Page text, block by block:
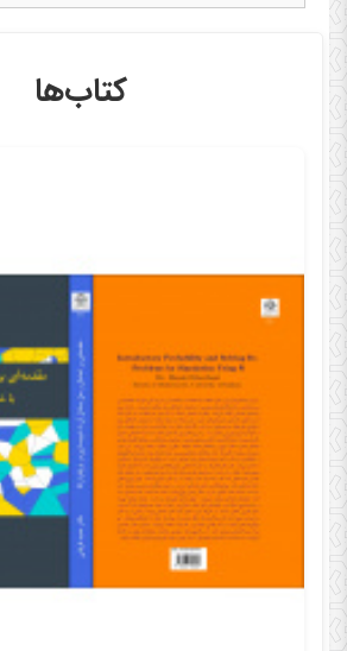
کتاب‌ها